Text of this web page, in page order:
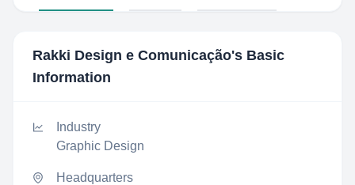
Rakki Design e Comunicação's Basic
Information
Industry
Graphic Design
Headquarters